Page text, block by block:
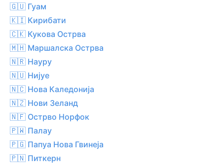
🇬🇺 Гуам
🇰🇮 Кирибати
🇨🇰 Кукова Острва
🇲🇭 Маршалска Острва
🇳🇷 Науру
🇳🇺 Нијуе
🇳🇨 Нова Каледонија
🇳🇿 Нови Зеланд
🇳🇫 Острво Норфок
🇵🇼 Палау
🇵🇬 Папуа Нова Гвинеја
🇵🇳 Питкерн